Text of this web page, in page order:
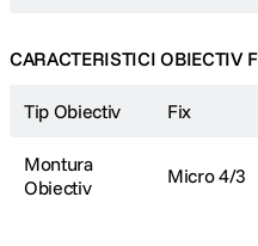
CARACTERISTICI OBIECTIV
Tip Obiectiv Fix
Montura
Obiectiv
Micro 4/3